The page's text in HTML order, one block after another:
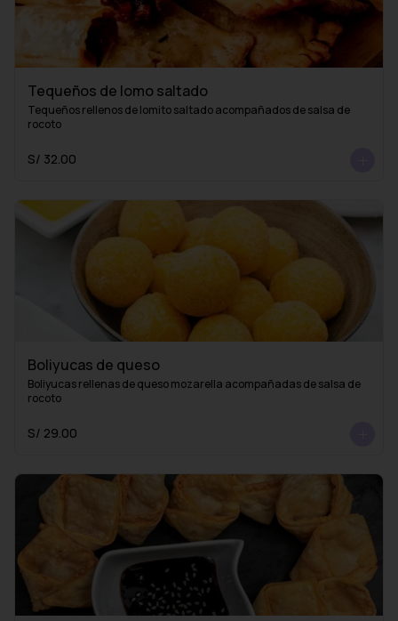
Tequeños de lomo saltado
Tequeños rellenos de lomito saltado acompañados de salsa de
rocoto
S/ 32.00
Boliyucas de queso
Boliyucas rellenas de queso mozarella acompañadas de salsa de
rocoto
S/ 29.00